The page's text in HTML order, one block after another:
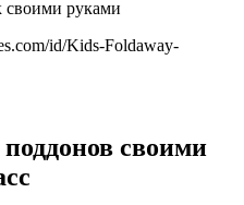
id/Kids-Foldaway-
своими